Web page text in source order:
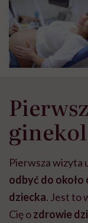
Pierwsza wizyta
odbyć do
dziecka. Jest to
Cię ozdrowie